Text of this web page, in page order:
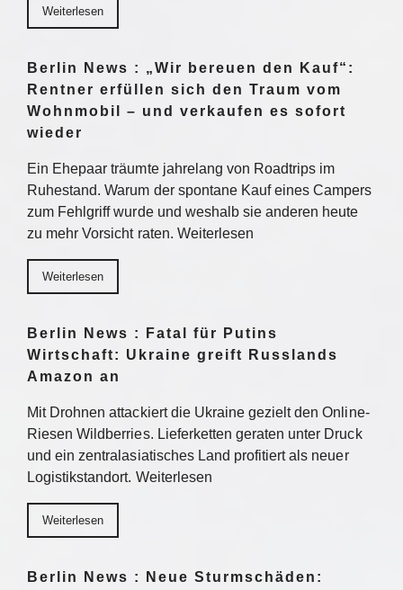
Weiterlesen
Berlin News : „Wir bereuen den Kauf“:
Rentner erfüllen sich den Traum vom
Wohnmobil – und verkaufen es sofort
wieder
Ein Ehepaar träumte jahrelang von Roadtrips im
Ruhestand. Warum der spontane Kauf eines Campers
zum Fehlgriff wurde und weshalb sie anderen heute
zu mehr Vorsicht raten. Weiterlesen
Weiterlesen
Berlin News : Fatal für Putins
Wirtschaft: Ukraine greift Russlands
Amazon an
Mit Drohnen attackiert die Ukraine gezielt den Online-
Riesen Wildberries. Lieferketten geraten unter Druck
und ein zentralasiatisches Land profitiert als neuer
Logistikstandort. Weiterlesen
Weiterlesen
Berlin News : Neue Sturmschäden: